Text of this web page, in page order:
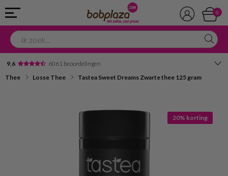
0
9,6 6061 beoordelingen
Thee Losse Thee Tastea Sweet Dreams Zwarte thee 125 gram
20% korting